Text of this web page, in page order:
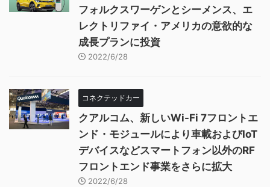
フォルクスワーゲンとシーメンス、エ
レクトリファイ・アメリカの意欲的な
成長プランに投資
2022/6/28
コネクテッドカー
クアルコム、新しいWi-Fi 7フロントエ
ンド・モジュールにより車載およびIoT
デバイスなどスマートフォン以外のRF
フロントエンド事業をさらに拡大
2022/6/28